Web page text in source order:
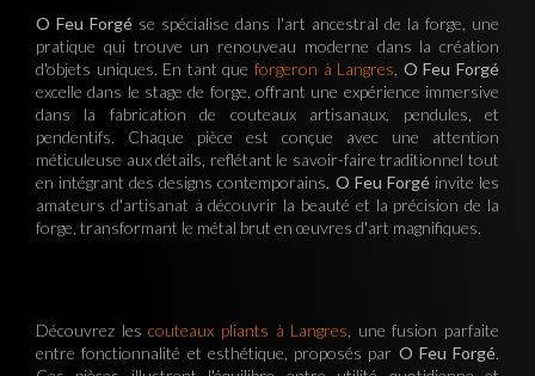
O Feu Forgé se spécialise dans l'art ancestral de la forge, une
pratique qui trouve un renouveau moderne dans la création
d'objets uniques. En tant que forgeron à Langres O Feu Forgé
excelle dans le stage de forge, offrant une expérience immersive
dans la fabrication de couteaux artisanaux, pendules, et
pendentifs. Chaque pièce est conçue avec une attention
méticuleuse aux détails, reflétant le savoir-faire traditionnel tout
en intégrant des designs contemporains. O Feu Forgéinvite les
amateurs d'artisanat à découvrir la beauté et la précision de la
forge, transformant le métal brut en œuvres d'art magnifiques.
Découvrez lescouteaux pliants à Langres , une fusion parfaite
entre fonctionnalité et esthétique, proposés par O Feu Forgé.